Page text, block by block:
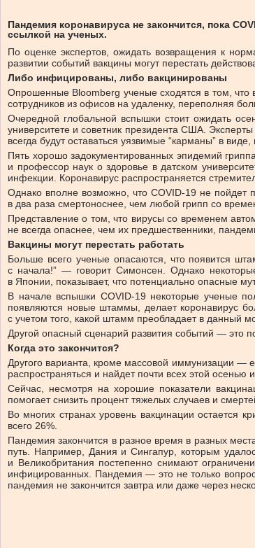
Пандемия коронавируса не закончится, пока
ссылкой на ученых.
По оценке экспертов, ожидать возвращения к
развитии событий вакцины могут перестать
Либо инфицированы, либо вакцинированы
Опрошенные Bloomberg ученые сходятся в том, что
сотрудников из офисов на удаленку, переполняя
Очередной глобальной вспышки стоит ожидать
университете и советник президента США.
всегда будут оставаться уязвимые “карманы” в
Пять хорошо задокументированных эпидемий
и профессор наук о здоровье в датском
инфекции. Коронавирус распространяется
Однако вполне возможно, что COVID-19 не пойдет
в два раза смертоноснее, чем любой грипп со времен
Представление о том, что вирусы со временем
не всегда опаснее, чем их предшественники,
Вакцины могут перестать работать
Больше всего ученые опасаются, что появится
с начала!” — говорит Симонсен. Однако
в Японии, показывает, что потенциально опасные
В начале вспышки COVID-19 некоторые ученые
появляются новые штаммы, делает коронавирус
с учетом того, какой штамм преобладает в данный
Другой опасный сценарий развития событий — это
Когда это закончится?
Другого варианта, кроме массовой иммунизации —
распространяться и найдет почти всех этой осенью
Сейчас, несмотря на хорошие показатели
помогает снизить процент тяжелых случаев и
Во многих странах уровень вакцинации
всего 26%.
Пандемия закончится в разное время в разных
путь. Например, Дания и Сингапур, которым
и Великобритания постепенно снимают
инфицированных. Пандемия — это не только
пандемия не закончится завтра или даже через